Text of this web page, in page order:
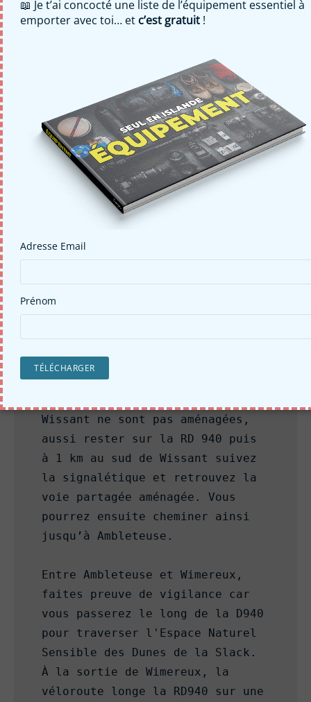
différents chemins ruraux vous
permettront après le Platier
le centre, les pistes cyclables
existent sous différentes
formes. Elles vous mèneront par
la plage de Blériot-Plage.
Sur une dizaine de kilomètres,
entre Calais et Escalles en
passant par Blériot-Plage et
Sangatte, il n'y a pas
d'aménagement ni de jalonnement
(prévu fin 2020). À partir
d'Escalles, on rejoint la partie
aménagée de La Vélomaritime par
circulations agricoles et mode
de circulation doux.
Wissant ne sont pas aménagées,
aussi rester sur la RD 940 puis
à 1 km au sud de Wissant suivez
la signalétique et retrouvez la
voie partagée aménagée. Vous
pourrez ensuite cheminer ainsi
jusqu’à Ambleteuse.
Entre Ambleteuse et Wimereux,
faites preuve de vigilance car
vous passerez le long de la D940
pour traverser l'Espace Naturel
Sensible des Dunes de la Slack.
À la sortie de Wimereux, la
véloroute longe la RD940 sur une
📖 Je t’ai concocté une liste de l’équipement essentiel à
emporter avec toi… et c’est gratuit !
Adresse Email
Prénom